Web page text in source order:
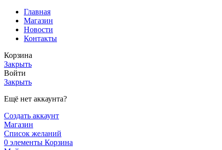
Главная
Магазин
Новости
Контакты
Корзина
Закрыть
Войти
Закрыть
Ещё нет аккаунта?
Создать аккаунт
Магазин
Список желаний
0 элементы Корзина